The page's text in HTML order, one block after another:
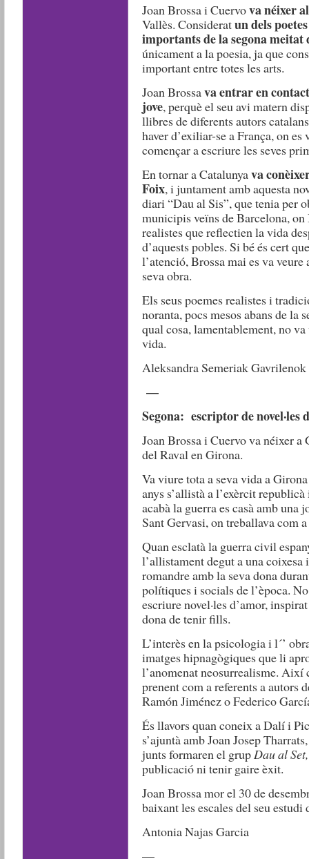
Joan Brossa i Cuervova néixer
Vallès. Consideratun dels
importants de la segona meitat
únicament a la poesia, ja que
important entre totes les arts.
Joan Brossava entrar en
jove, perquè el seu avi matern
llibres de diferents autors
haver d’exiliar-se a França, on
començar a escriure les seves
En tornar a Catalunyava
Foix, i juntament amb aquesta
diari “Dau al Sis”, que tenia per
municipis veïns de Barcelona, on
realistes que reflectien la vida
d’aquests pobles. Si bé és cert
l’atenció, Brossa mai es va
seva obra.
Els seus poemes realistes i
noranta, pocs mesos abans de la
qual cosa, lamentablement, no
vida.
Aleksandra Semeriak Gavrilenok
—
Segona: escriptor de novel·les
Joan Brossa i Cuervo va néixer
del Raval en Girona.
Va viure tota a seva vida a
anys s’allistà a l’exèrcit
acabà la guerra es casà amb una
Sant Gervasi, on treballava com
Quan esclatà la guerra civil
l’allistament degut a una
romandre amb la seva dona
polítiques i socials de l’època.
escriure novel·les d’amor,
dona de tenir fills.
L’interès en la psicologia i l´’
imatges hipnagògiques que li
l’anomenat neosurrealisme. Així
prenent com a referents a autors
Ramón Jiménez o Federico
És llavors quan coneix a Dalí i
s’ajuntà amb Joan Josep
junts formaren el grupDau al Set,
publicació ni tenir gaire èxit.
Joan Brossa mor el 30 de
baixant les escales del seu estudi
Antonia Najas Garcia
—